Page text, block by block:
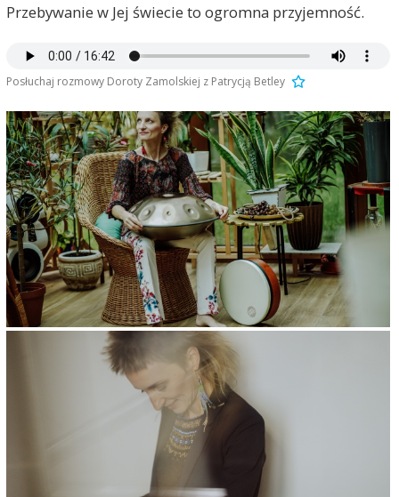
Przebywanie w Jej świecie to ogromna przyjemność.
Posłuchaj rozmowy Doroty Zamolskiej z Patrycją Betley